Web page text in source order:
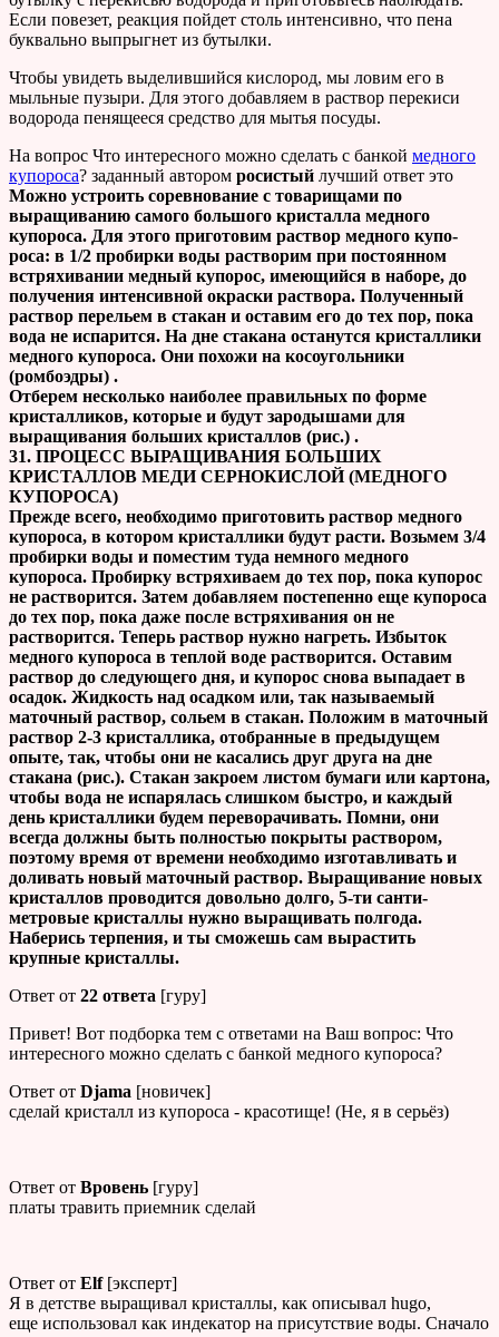
Если повезет, реакция пойдет столь интенсивно, что пена
буквально выпрыгнет из бутылки.
Чтобы увидеть выделившийся кислород, мы ловим его в
мыльные пузыри. Для этого добавляем в раствор перекиси
водорода пенящееся средство для мытья посуды.
На вопрос Что интересного можно сделать с банкой медного
купороса? заданный автором росистый лучший ответ это
Можно устроить соревнование с това­рищами по
выращиванию самого боль­шого кристалла медного
купороса. Для этого приготовим раствор медного купо­
роса: в 1/2 пробирки воды растворим при постоянном
встряхивании медный купо­рос, имеющийся в наборе, до
получения интенсивной окраски раствора. Полу­ченный
раствор перельем в стакан и оставим его до тех пор, пока
вода не испарится. На дне стакана останутся кристаллики
медного купороса. Они по­хожи на косоугольники
(ромбоэдры) .
Отберем несколько наиболее правиль­ных по форме
кристалликов, которые и будут зародышами для
выращивания больших кристаллов (рис.) .
31. ПРОЦЕСС ВЫРАЩИВАНИЯ БОЛЬШИХ
КРИСТАЛЛОВ МЕДИ СЕРНОКИСЛОЙ (МЕДНОГО
КУПОРОСА)
Прежде всего, необходимо приготовить раствор медного
купороса, в котором кристаллики будут расти. Возьмем 3/4
пробирки воды и поместим туда немного медного
купороса. Пробирку встряхива­ем до тех пор, пока купорос
не раство­рится. Затем добавляем постепенно еще купороса
до тех пор, пока даже после встряхивания он не
растворится. Те­перь раствор нужно нагреть. Избыток
медного купороса в теплой воде раство­рится. Оставим
раствор до следующего дня, и купорос снова выпадает в
оса­док. Жидкость над осадком или, так на­зываемый
маточный раствор, сольем в стакан. Положим в маточный
раствор 2-3 кристаллика, отобранные в преды­дущем
опыте, так, чтобы они не каса­лись друг друга на дне
стакана (рис.). Стакан закроем листом бу­маги или картона,
чтобы вода не испа­рялась слишком быстро, и каждый
день кристаллики будем переворачивать. Помни, они
всегда должны быть пол­ностью покрыты раствором,
поэтому время от времени необходимо изготав­ливать и
доливать новый маточный рас­твор. Выращивание новых
кристаллов проводится довольно долго, 5-ти санти­
метровые кристаллы нужно выращивать полгода.
Наберись терпения, и ты смо­жешь сам вырастить
крупные кри­сталлы.
Ответ от 22 ответа [гуру]
Привет! Вот подборка тем с ответами на Ваш вопрос: Что
интересного можно сделать с банкой медного купороса?
Ответ от Djama [новичек]
сделай кристалл из купороса - красотище! (Не, я в серьёз)
Ответ от Вровень [гуру]
платы травить приемник сделай
Ответ от Elf [эксперт]
Я в детстве выращивал кристаллы, как описывал hugo,
еще использовал как индекатор на присутствие воды. Сначало